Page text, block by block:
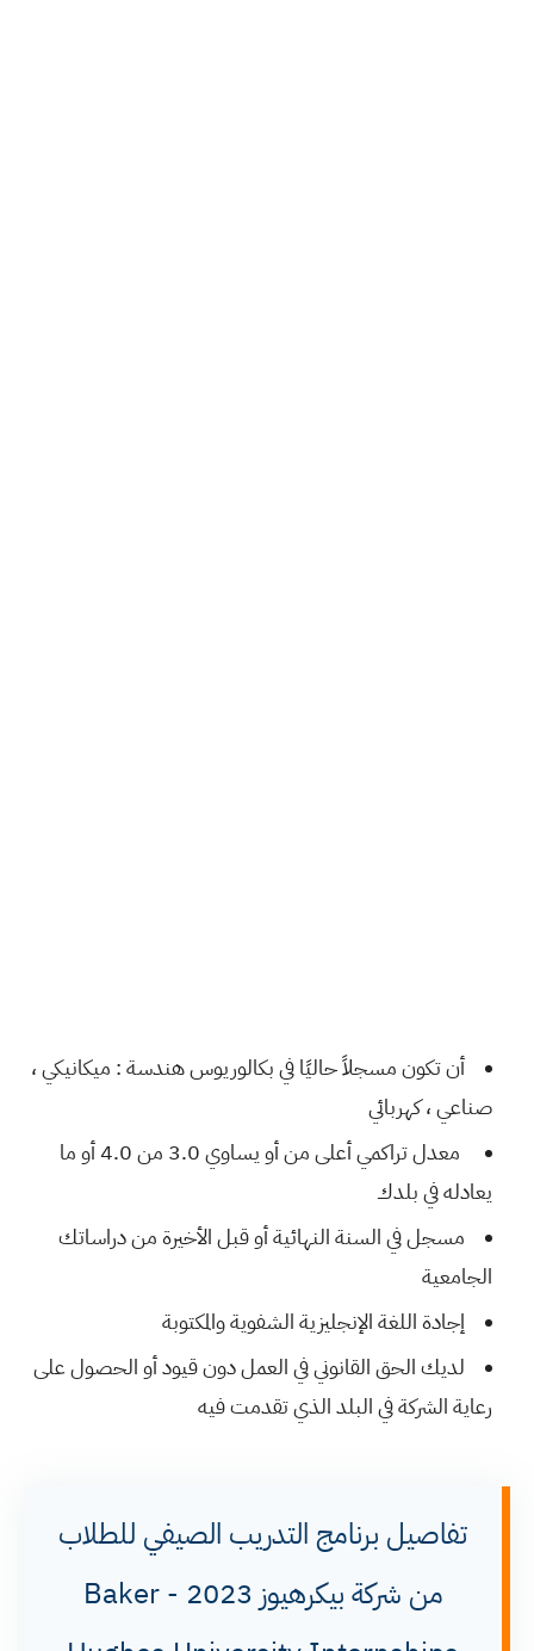
أن تكون مسجلاً حاليًا في بكالوريوس هندسة : ميكانيكي ،
صناعي ، كهربائي
معدل تراكمي أعلى من أو يساوي 3.0 من 4.0 أو ما
يعادله في بلدك
مسجل في السنة النهائية أو قبل الأخيرة من دراساتك
الجامعية
إجادة اللغة الإنجليزية الشفوية والمكتوبة
لديك الحق القانوني في العمل دون قيود أو الحصول على
رعاية الشركة في البلد الذي تقدمت فيه
تفاصيل برنامج التدريب الصيفي للطلاب
من شركة بيكرهيوز 2023 - Baker